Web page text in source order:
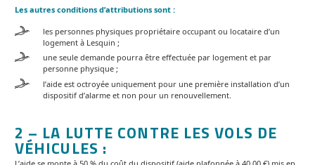
Les autres conditions d’attributions sont :
les personnes physiques propriétaire occupant ou locataire d’un
logement à Lesquin ;
une seule demande pourra être effectuée par logement et par
personne physique ;
l’aide est octroyée uniquement pour une première installation d’un
dispositif d’alarme et non pour un renouvellement.
2 – LA LUTTE CONTRE LES VOLS DE
VÉHICULES :